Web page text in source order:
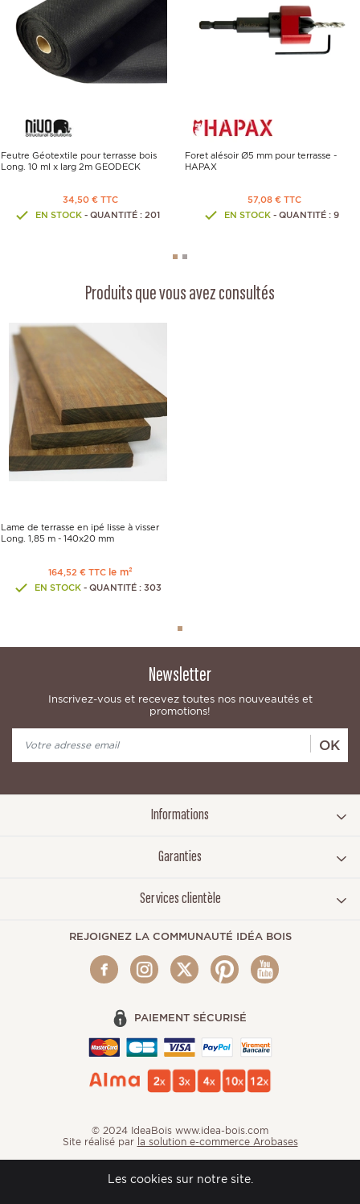
Feutre Géotextile pour terrasse bois
Long. 10 ml x larg 2m GEODECK
34,50 € TTC
EN STOCK - QUANTITÉ : 201
Foret alésoir Ø5 mm pour terrasse -
HAPAX
57,08 € TTC
EN STOCK - QUANTITÉ : 9
Produits que vous avez consultés
Lame de terrasse en ipé lisse à visser
Long. 1,85 m - 140x20 mm
164,52 € TTC le m²
EN STOCK- QUANTITÉ : 303
Newsletter
Inscrivez-vous et recevez toutes nos nouveautés et
promotions!
OK
Informations
Garanties
Services clientèle
REJOIGNEZ LA COMMUNAUTÉ IDÉA BOIS
PAIEMENT SÉCURISÉ
© 2024 IdeaBois www.idea-bois.com
Site réalisé par la solution e-commerce Arobases
Les cookies sur notre site.